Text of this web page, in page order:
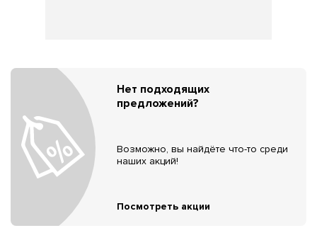
Нет подходящих
предложений?
Возможно, вы найдёте что-то среди
наших акций!
Посмотреть акции